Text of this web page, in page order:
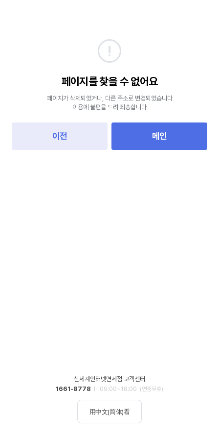
페이지를 찾을 수 없어요
페이지가 삭제되었거나, 다른 주소로 변경되었습니다
이용에 불편을 드려 죄송합니다
이전 메인
신세계인터넷면세점 고객센터
1661-8778
09:00~18:00 (연중무휴)
用中文(简体)看